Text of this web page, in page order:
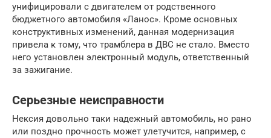
унифицировали с двигателем от родственного
бюджетного автомобиля «Ланос». Кроме основных
конструктивных изменений, данная модернизация
привела к тому, что трамблера в ДВС не стало. Вместо
него установлен электронный модуль, ответственный
за зажигание.
Серьезные неисправности
Нексия довольно таки надежный автомобиль, но рано
или поздно прочность может улетучится, например, с